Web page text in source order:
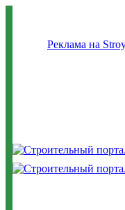
Реклама на